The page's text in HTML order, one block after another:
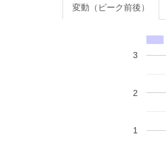
変動（ピーク前後）
1
2
3